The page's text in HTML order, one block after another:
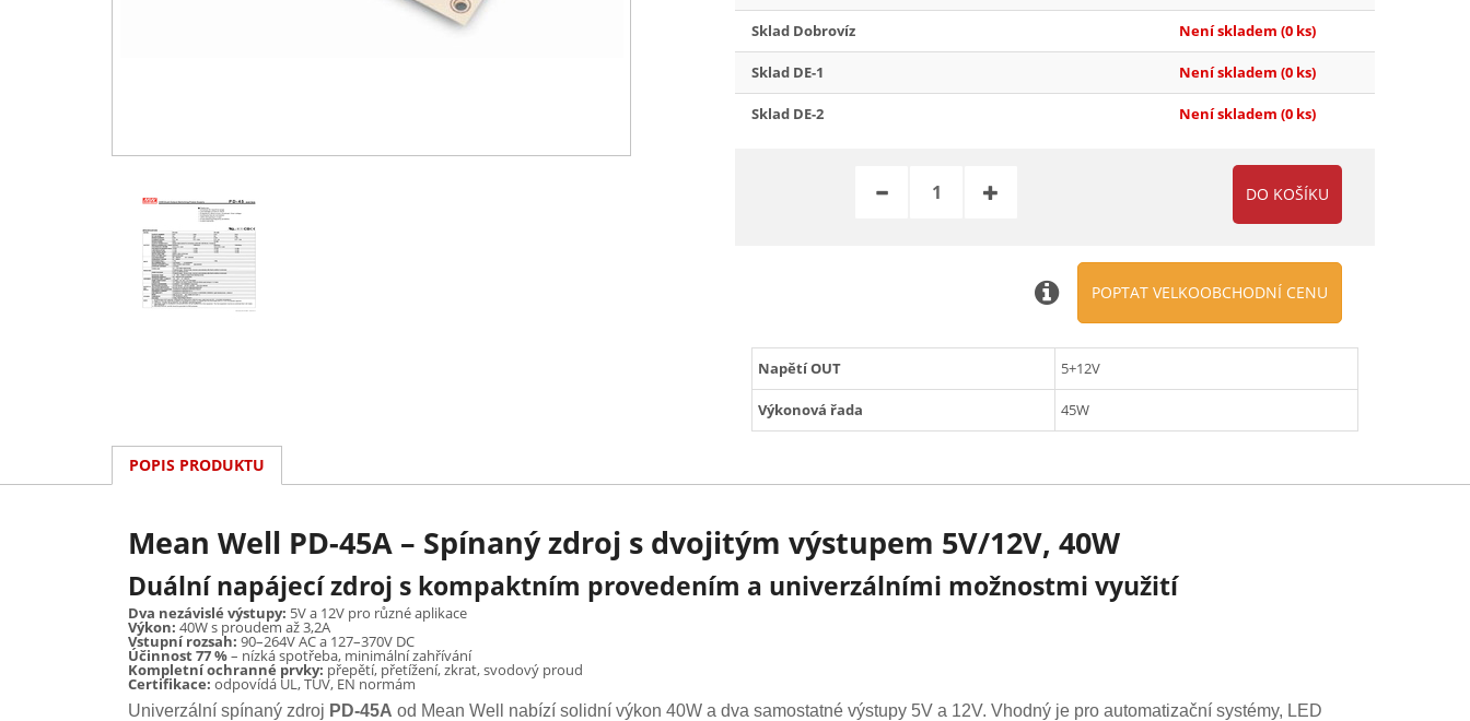
Sklad Dobrovíz Není skladem (0 ks)
Sklad DE-1 Není skladem (0 ks)
Sklad DE-2 Není skladem (0 ks)
POPTAT VELKOOBCHODNÍ CENU
Napětí OUT 5+12V
Výkonová řada 45W
POPIS PRODUKTU
Mean Well PD-45A – Spínaný zdroj s dvojitým výstupem 5V/12V, 40W
Duální napájecí zdroj s kompaktním provedením a univerzálními možnostmi využití
Dva nezávislé výstupy: 5V a 12V pro různé aplikace
Výkon: 40W s proudem až 3,2A
Vstupní rozsah: 90–264V AC a 127–370V DC
Účinnost 77 %– nízká spotřeba, minimální zahřívání
Kompletní ochranné prvky: přepětí, přetížení, zkrat, svodový proud
Certifikace: odpovídá UL, TUV, EN normám
Univerzální spínaný zdroj PD-45A od Mean Well nabízí solidní výkon 40W a dva samostatné výstupy 5V a 12V. Vhodný je pro automatizační systémy, LED